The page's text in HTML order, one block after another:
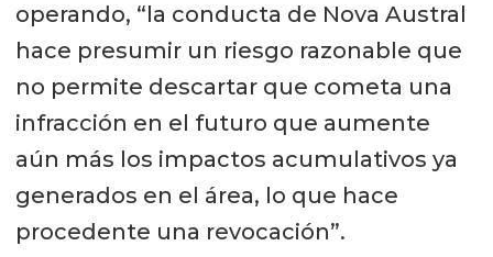
operando, “la conducta de Nova Austral
hace presumir un riesgo razonable que
no permite descartar que cometa una
infracción en el futuro que aumente
aún más los impactos acumulativos ya
generados en el área, lo que hace
procedente una revocación”.